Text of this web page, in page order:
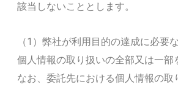
該当しないこととします。
（1）弊社が利用目的の達成に必要
個人情報の取り扱いの全部又は一部
なお、委託先における個人情報の取